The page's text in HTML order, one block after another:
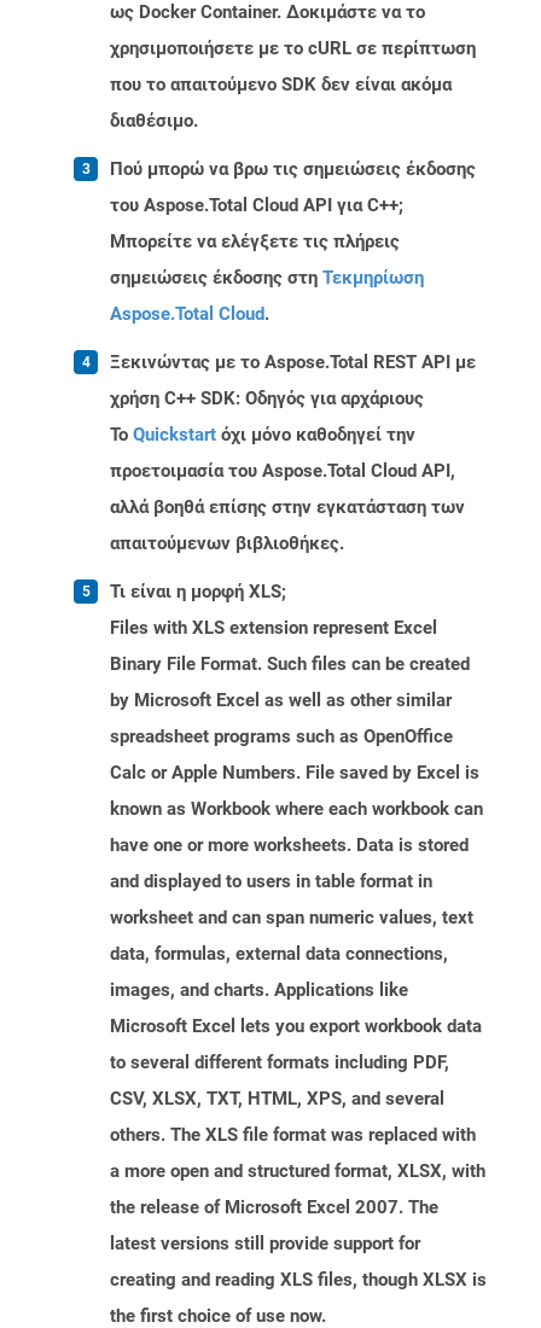
ως Docker Container. Δοκιμάστε να το
χρησιμοποιήσετε με το cURL σε περίπτωση
που το απαιτούμενο SDK δεν είναι ακόμα
διαθέσιμο.
Πού μπορώ να βρω τις σημειώσεις έκδοσης
του Aspose.Total Cloud API για C++;
Μπορείτε να ελέγξετε τις πλήρεις
σημειώσεις έκδοσης στη Τεκμηρίωση
Aspose.Total Cloud.
Ξεκινώντας με το Aspose.Total REST API με
χρήση C++ SDK: Οδηγός για αρχάριους
Το Quickstart όχι μόνο καθοδηγεί την
προετοιμασία του Aspose.Total Cloud API,
αλλά βοηθά επίσης στην εγκατάσταση των
απαιτούμενων βιβλιοθήκες.
Τι είναι η μορφή XLS;
Files with XLS extension represent Excel
Binary File Format. Such files can be created
by Microsoft Excel as well as other similar
spreadsheet programs such as OpenOffice
Calc or Apple Numbers. File saved by Excel is
known as Workbook where each workbook can
have one or more worksheets. Data is stored
and displayed to users in table format in
worksheet and can span numeric values, text
data, formulas, external data connections,
images, and charts. Applications like
Microsoft Excel lets you export workbook data
to several different formats including PDF,
CSV, XLSX, TXT, HTML, XPS, and several
others. The XLS file format was replaced with
a more open and structured format, XLSX, with
the release of Microsoft Excel 2007. The
latest versions still provide support for
creating and reading XLS files, though XLSX is
the first choice of use now.